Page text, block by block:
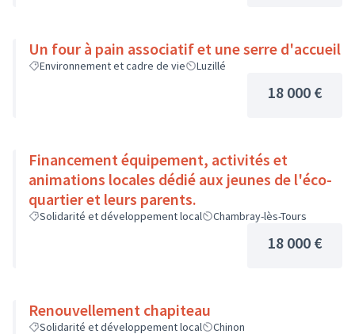
Un four à pain associatif et une serre d'accueil
Environnement et cadre de vie Luzillé
18 000 €
Financement équipement, activités et
animations locales dédié aux jeunes de l'éco-
quartier et leurs parents.
Solidarité et développement local Chambray-lès-Tours
18 000 €
Renouvellement chapiteau
Solidarité et développement local Chinon